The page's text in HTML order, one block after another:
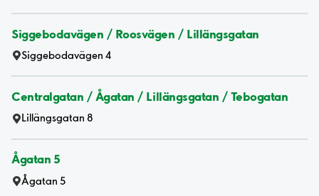
Siggebodavägen / Roosvägen / Lillängsgatan
Siggebodavägen 4
Centralgatan / Ågatan / Lillängsgatan / Tebogatan
Lillängsgatan 8
Ågatan 5
Ågatan 5